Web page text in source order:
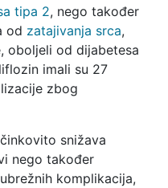
tipa 2, nego također
od zatajivanja srca,
oboljeli od dijabetesa
imali su 27
zbog
snižava
nego također
komplikacija,